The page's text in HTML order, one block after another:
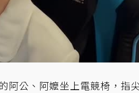
阿公、阿嬤坐上電競椅，指